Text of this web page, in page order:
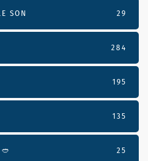
SON 29
284
195
135
25